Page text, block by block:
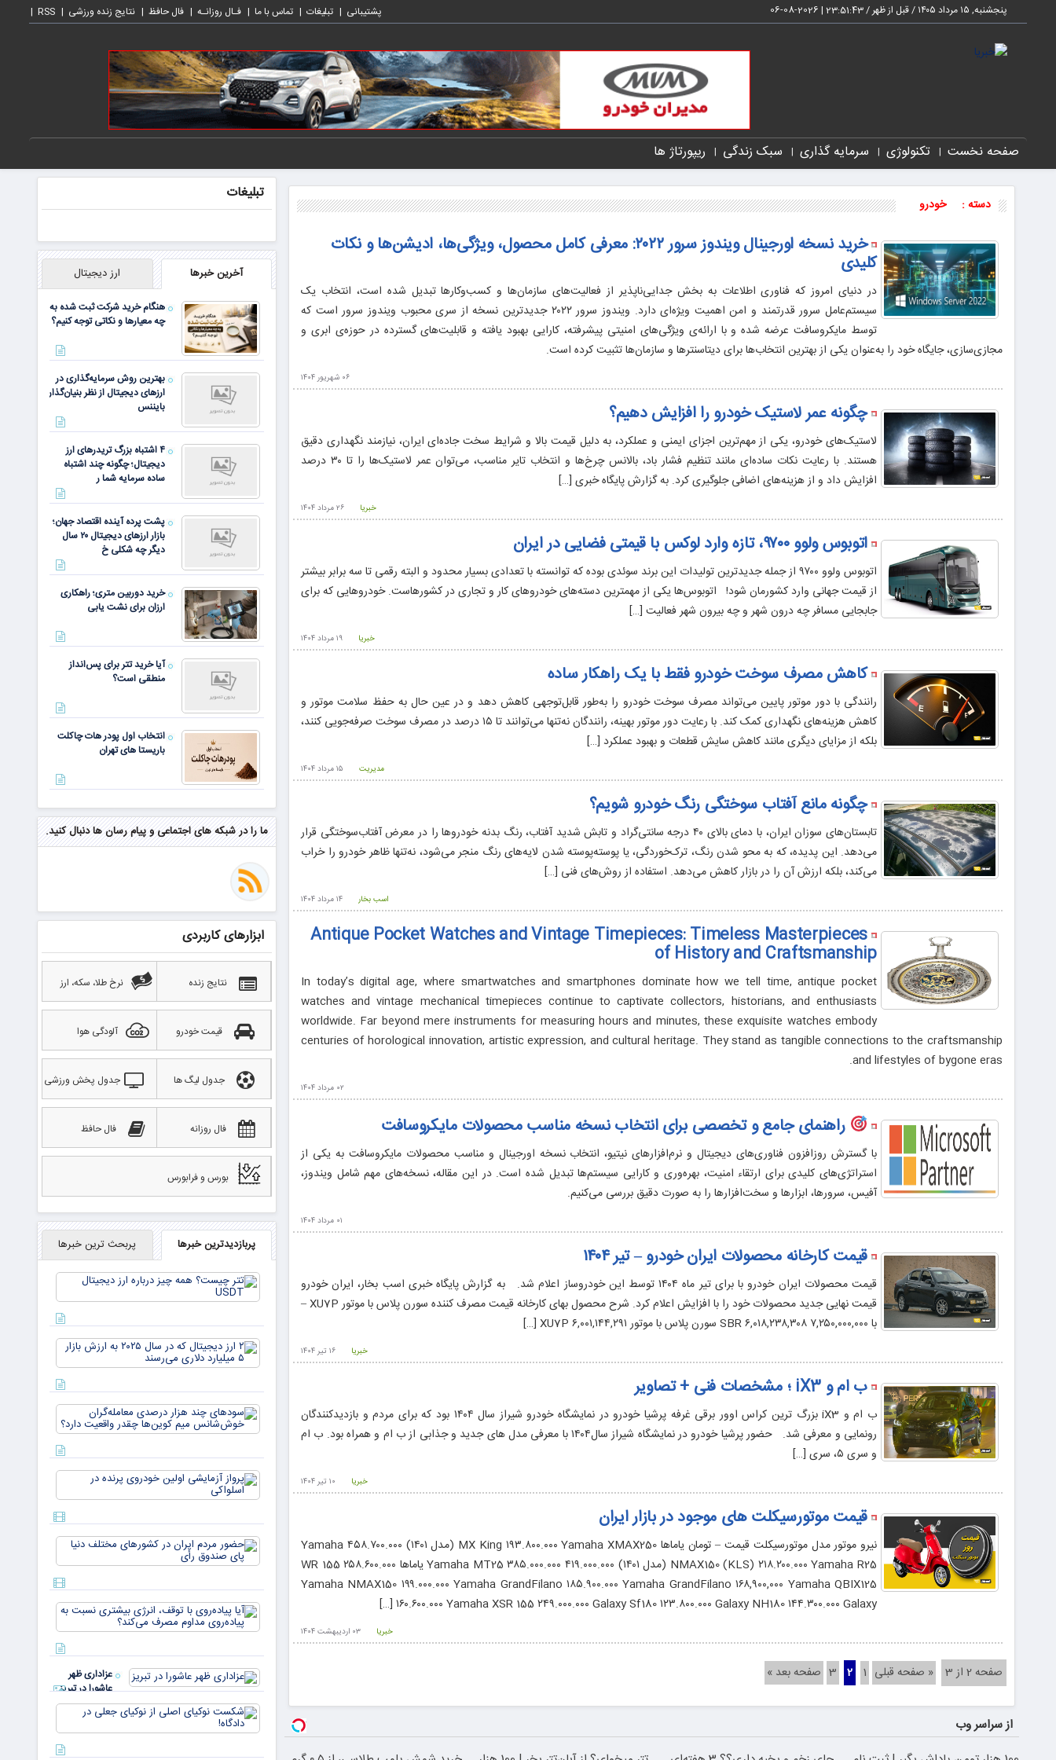
پنجشنبه, ۱۵ مرداد ۱۴۰۵ / قبل از ظهر / 23:51:44
|
2026-08-06 پشتیبانی تبلیغات تماس با ما فـال روزانـه فال حافظ نتایج زنده ورزشی RSS
صفحه نخست تکنولوژی سرمایه گذاری سبک زندگی ریپورتاژ ها
دسته : خودرو
خرید نسخه اورجینال ویندوز سرور ۲۰۲۲: معرفی کامل محصول، ویژگی‌ها، ادیشن‌ها و نکات
کلیدی
در دنیای امروز که فناوری اطلاعات به بخش جدایی‌ناپذیر از فعالیت‌های سازمان‌ها و کسب‌وکارها تبدیل شده است، انتخاب یک
سیستم‌عامل سرور قدرتمند و امن اهمیت ویژه‌ای دارد. ویندوز سرور ۲۰۲۲ جدیدترین نسخه از سری محبوب ویندوز سرور است که
توسط مایکروسافت عرضه شده و با ارائه‌ی ویژگی‌های امنیتی پیشرفته، کارایی بهبود یافته و قابلیت‌های گسترده در حوزه‌ی ابری و
مجازی‌سازی، جایگاه خود را به‌عنوان یکی از بهترین انتخاب‌ها برای دیتاسنترها و سازمان‌ها تثبیت کرده است.
۰۶ شهریور ۱۴۰۴
چگونه عمر لاستیک خودرو را افزایش دهیم؟
لاستیک‌های خودرو، یکی از مهم‌ترین اجزای ایمنی و عملکرد، به دلیل قیمت بالا و شرایط سخت جاده‌ای ایران، نیازمند نگهداری دقیق
هستند. با رعایت نکات ساده‌ای مانند تنظیم فشار باد، بالانس چرخ‌ها و انتخاب تایر مناسب، می‌توان عمر لاستیک‌ها را تا ۳۰ درصد
افزایش داد و از هزینه‌های اضافی جلوگیری کرد. به گزارش پایگاه خبری […]
۲۶ مرداد ۱۴۰۴ خبریا
اتوبوس ولوو ۹۷۰۰، تازه وارد لوکس با قیمتی فضایی در ایران
اتوبوس ولوو ۹۷۰۰ از جمله جدیدترین تولیدات این برند سوئدی بوده که توانسته با تعدادی بسیار محدود و البته رقمی تا سه برابر بیشتر
از قیمت جهانی وارد کشورمان شود! اتوبوس‌ها یکی‌ از مهمترین دسته‌های خودروهای کار و تجاری در کشورهاست. خودروهایی که برای
جابجایی مسافر چه درون شهر و چه بیرون شهر فعالیت […]
۱۹ مرداد ۱۴۰۴ خبریا
کاهش مصرف سوخت خودرو فقط با یک راهکار ساده
رانندگی با دور موتور پایین می‌تواند مصرف سوخت خودرو را به‌طور قابل‌توجهی کاهش دهد و در عین حال به حفظ سلامت موتور و
کاهش هزینه‌های نگهداری کمک کند. با رعایت دور موتور بهینه، رانندگان نه‌تنها می‌توانند تا ۱۵ درصد در مصرف سوخت صرفه‌جویی کنند،
بلکه از مزایای دیگری مانند کاهش سایش قطعات و بهبود عملکرد […]
۱۵ مرداد ۱۴۰۴ مدیریت
چگونه مانع آفتاب سوختگی رنگ خودرو شویم؟
تابستان‌های سوزان ایران، با دمای بالای ۴۰ درجه سانتی‌گراد و تابش شدید آفتاب، رنگ بدنه خودروها را در معرض آفتاب‌سوختگی قرار
می‌دهد. این پدیده، که به محو شدن رنگ، ترک‌خوردگی، یا پوسته‌پوسته شدن لایه‌های رنگ منجر می‌شود، نه‌تنها ظاهر خودرو را خراب
می‌کند، بلکه ارزش آن را در بازار کاهش می‌دهد. استفاده از روش‌های فنی […]
۱۴ مرداد ۱۴۰۴ اسب بخار
Antique Pocket Watches and Vintage Timepieces: Timeless Masterpieces
of History and Craftsmanship
In today’s digital age, where smartwatches and smartphones dominate how we tell time, antique pocket
watches and vintage mechanical timepieces continue to captivate collectors, historians, and enthusiasts
worldwide. Far beyond mere instruments for measuring hours and minutes, these exquisite watches embody
centuries of horological innovation, artistic expression, and cultural heritage. They stand as tangible connections to the craftsmanship
and lifestyles of bygone eras.
۰۲ مرداد ۱۴۰۴
راهنمای جامع و تخصصی برای انتخاب نسخه مناسب محصولات مایکروسافت
با گسترش روزافزون فناوری‌‌های دیجیتال و نرم‌افزارهای نیتیو، انتخاب نسخه اورجینال و مناسب محصولات مایکروسافت به یکی از
استراتژی‌های کلیدی برای ارتقاء امنیت، بهره‌وری و کارایی سیستم‌ها تبدیل شده است. در این مقاله، نسخه‌های مهم شامل ویندوز،
آفیس، سرورها، ابزارها و سخت‌افزارها را به صورت دقیق بررسی می‌کنیم.
۰۱ مرداد ۱۴۰۴
قیمت کارخانه محصولات ایران خودرو – تیر ۱۴۰۴
قیمت محصولات ایران خودرو با برای تیر ماه ۱۴۰۴ توسط این خودروساز اعلام شد. به گزارش پایگاه خبری اسب بخار، ایران خودرو
قیمت نهایی جدید محصولات خود را با افزایش اعلام کرد. شرح محصول بهای کارخانه قیمت مصرف کننده سورن پلاس با موتور XU7P –
با SBR ۶,۰۱۸,۲۳۸,۳۰۸ ۷,۲۵۰,۰۰۰,۰۰۰ سورن پلاس با موتور XU7P ۶,۰۰۱,۱۴۴,۲۹۱ […]
۱۶ تیر ۱۴۰۴ خبریا
ب ام و iX3 ؛ مشخصات فنی + تصاویر
ب ام و iX3 بزرگ ترین کراس اوور برقی غرفه پرشیا خودرو در نمایشگاه خودرو شیراز سال ۱۴۰۴ بود که برای مردم و بازدیدکنندگان
رونمایی و معرفی شد. حضور پرشیا خودرو در نمایشگاه شیراز سال۱۴۰۴ با معرفی مدل های جدید و جذابی از ب ام و همراه بود. ب ام
و سری ۵، سری […]
۱۰ تیر ۱۴۰۴ خبریا
قیمت موتورسیکلت های موجود در بازار ایران
نیرو موتور مدل موتورسیکلت قیمت – تومان یاماها MX King ۱۹۳.۸۰۰.۰۰۰ Yamaha XMAX250 (مدل ۱۴۰۱) ۴۵۸.۷۰۰.۰۰۰ Yamaha
NMAX150 (KLS) ۲۱۸.۲۰۰.۰۰۰ Yamaha R25 (مدل ۱۴۰۱) ۴۱۹.۰۰۰.۰۰۰ Yamaha MT25 ۳۸۵.۰۰۰.۰۰۰ یاماها WR 155 ۲۵۸.۶۰۰.۰۰۰
Yamaha NMAX150 ۱۹۹.۰۰۰.۰۰۰ Yamaha GrandFilano ۱۸۵.۹۰۰.۰۰۰ Yamaha GrandFilano ۱۶۸,۹۰۰,۰۰۰ Yamaha QBIX125
۱۶۰.۶۰۰.۰۰۰ Yamaha XSR 155 ۲۴۹.۰۰۰.۰۰۰ Galaxy Sf180 ۱۲۳.۸۰۰.۰۰۰ Galaxy NH180 ۱۴۴.۳۰۰.۰۰۰ Galaxy […]
۰۳ اردیبهشت ۱۴۰۴ خبریا
صفحه 2 از 3 « صفحه قبلی 1
2
3 صفحه بعد »
از سراسر وب
تبلیغات
آخرین خبرها ارز دیجیتال
هنگام خرید شرکت ثبت شده به
چه معیارها و نکاتی توجه کنیم؟
بهترین روش سرمایه‌گذاری در
ارزهای دیجیتال از نظر بنیان‌گذار
بایننس
۴ اشتباه بزرگ تریدرهای ارز
دیجیتال؛ چگونه چند اشتباه
ساده سرمایه شما ر
پشت پرده آینده اقتصاد جهان؛
بازار ارزهای دیجیتال ۲۰ سال
دیگر چه شکلی خ
خرید دوربین متری؛ راهکاری
ارزان برای نشت یابی
آیا خرید تتر برای پس‌انداز
منطقی است؟
انتخاب اول پودر هات چاکلت
باریستا های تهران
مهم‌ترین مهارت برای موفقیت از
نگاه وارن بافت و جف بزوس
منتظر سقوط قی
بهترین صرافی ارز دیجیتال
خارجی بدون تحریم را بشناسید؛
آپدیت ۲۰۲۶
ما را در شبکه های اجتماعی و پیام رسان ها دنبال کنید.
ابزارهای کاربردی
نتایج زنده نرخ طلا، سکه، ارز
قیمت خودرو آلودگی هوا
جدول لیگ ها جدول پخش ورزشی
فال روزانه فال حافظ
بورس و فرابورس
پربازدیدترین خبرها پربحث ترین خبرها
عزاداری ظهر
عاشورا در تبریز